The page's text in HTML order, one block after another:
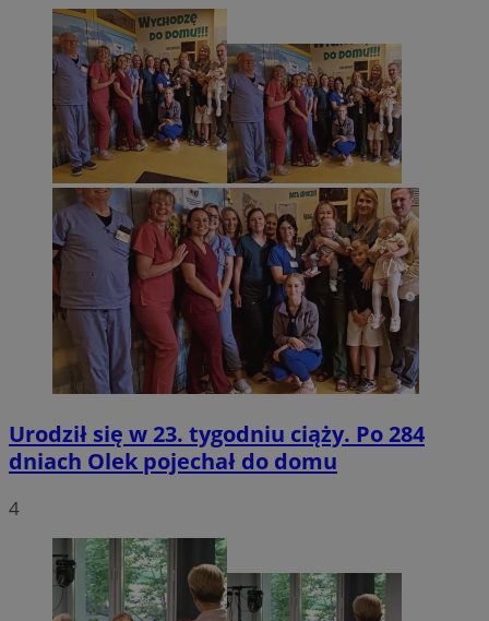
Urodził się w 23. tygodniu ciąży. Po 284
dniach Olek pojechał do domu
4